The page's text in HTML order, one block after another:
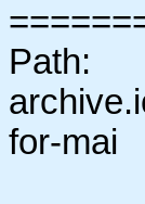
for-mai